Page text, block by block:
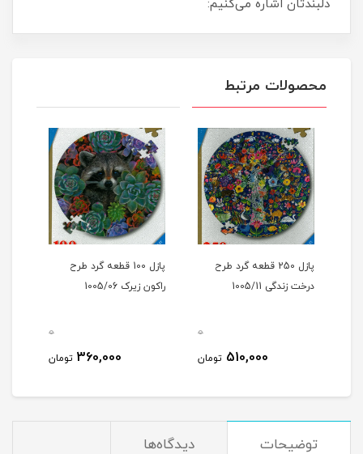
دلبندتان اشاره می‌کنیم:
محصولات مرتبط
پازل 250 قطعه گرد طرح
درخت زندگی 1005/11
0
510,000 تومان
پازل 100 قطعه گرد طرح
راکون زیرک 1005/06
0
360,000 تومان
توضیحات دیدگاه‌ها